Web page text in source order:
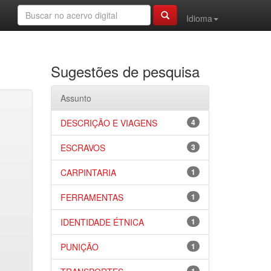
Idioma
Sugestões de pesquisa
Assunto
4
DESCRIÇÃO E VIAGENS
3
ESCRAVOS
1
CARPINTARIA
1
FERRAMENTAS
1
IDENTIDADE ÉTNICA
1
PUNIÇÃO